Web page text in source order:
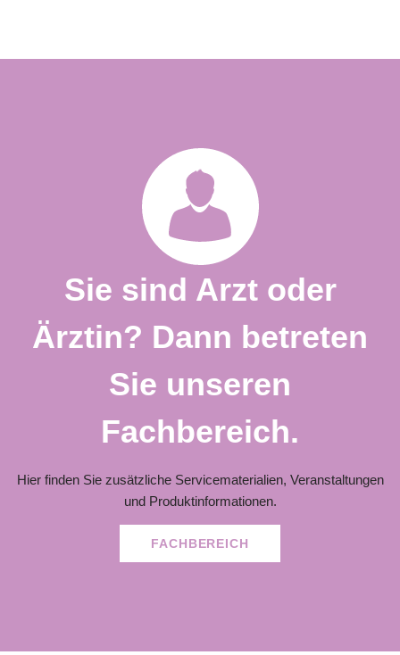
Sie sind Arzt oder
Ärztin? Dann betreten
Sie unseren
Fachbereich.
Hier finden Sie zusätzliche Servicematerialien, Veranstaltungen
und Produktinformationen.
FACHBEREICH